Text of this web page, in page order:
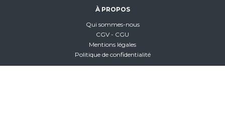
À PROPOS
Qui sommes-nous
CGV - CGU
Mentions légales
Politique de confidentialité